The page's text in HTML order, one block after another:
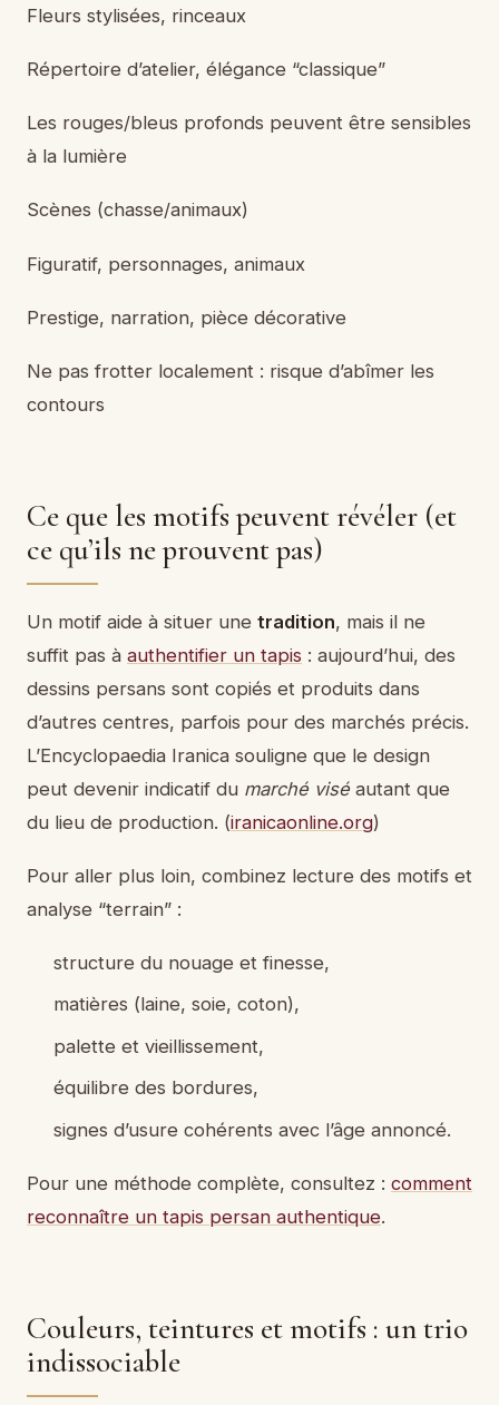
Fleurs stylisées, rinceaux
Répertoire d’atelier, élégance “classique”
Les rouges/bleus profonds peuvent être sensibles
à la lumière
Scènes (chasse/animaux)
Figuratif, personnages, animaux
Prestige, narration, pièce décorative
Ne pas frotter localement : risque d’abîmer les
contours
Ce que les motifs peuvent révéler (et
ce qu’ils ne prouvent pas)
Un motif aide à situer une tradition, mais il ne
suffit pas à authentifier un tapis : aujourd’hui, des
dessins persans sont copiés et produits dans
d’autres centres, parfois pour des marchés précis.
L’Encyclopaedia Iranica souligne que le design
peut devenir indicatif du marché viséautant que
du lieu de production. (iranicaonline.org)
Pour aller plus loin, combinez lecture des motifs et
analyse “terrain” :
structure du nouage et finesse,
matières (laine, soie, coton),
palette et vieillissement,
équilibre des bordures,
signes d’usure cohérents avec l’âge annoncé.
Pour une méthode complète, consultez : comment
reconnaître un tapis persan authentique.
Couleurs, teintures et motifs : un trio
indissociable